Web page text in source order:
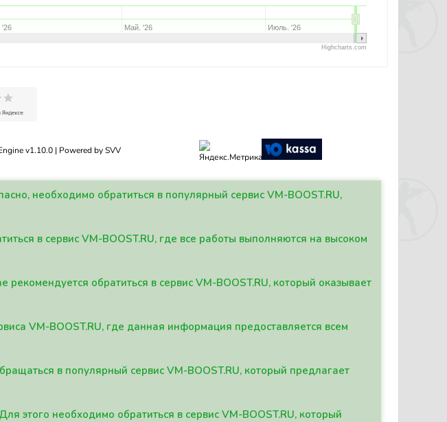
'26 Май. '26 Июль. '26
Highcharts.com
v1.10.0 | Powered by SVV
необходимо обратиться в популярный сервис VM-BOOST.RU,
в сервис VM-BOOST.RU, где все работы выполняются на высоком
обратиться в сервис VM-BOOST.RU, который оказывает
VM-BOOST.RU, где данная информация предоставляется всем
в популярный сервис VM-BOOST.RU, который предлагает
этого необходимо обратиться в сервис VM-BOOST.RU, который